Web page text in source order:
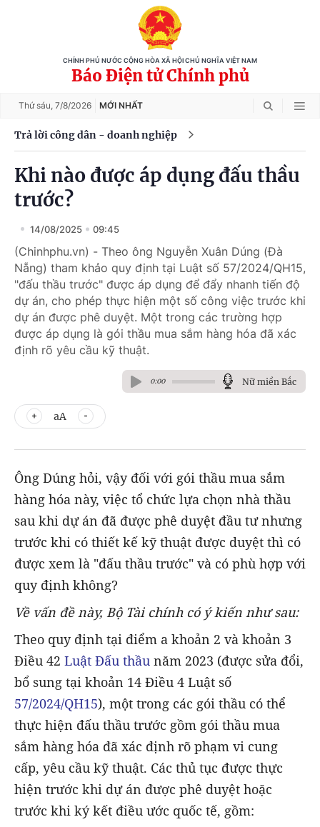
CHÍNH PHỦ NƯỚC CỘNG HÒA XÃ HỘI CHỦ NGHĨA VIỆT NAM
Báo Điện tử Chính phủ
Thứ sáu, 7/8/2026 MỚI NHẤT
Trả lời công dân - doanh nghiệp
Khi nào được áp dụng đấu thầu
trước?
14/08/2025 09:45
(Chinhphu.vn) - Theo ông Nguyễn Xuân Dúng (Đà
Nẵng) tham khảo quy định tại Luật số 57/2024/QH15,
"đấu thầu trước" được áp dụng để đẩy nhanh tiến độ
dự án, cho phép thực hiện một số công việc trước khi
dự án được phê duyệt. Một trong các trường hợp
được áp dụng là gói thầu mua sắm hàng hóa đã xác
định rõ yêu cầu kỹ thuật.
0:00 Nữ miền Bắc
aA
Ông Dúng hỏi, vậy đối với gói thầu mua sắm
hàng hóa này, việc tổ chức lựa chọn nhà thầu
sau khi dự án đã được phê duyệt đầu tư nhưng
trước khi có thiết kế kỹ thuật được duyệt thì có
được xem là "đấu thầu trước" và có phù hợp với
quy định không?
Về vấn đề này, Bộ Tài chính có ý kiến như sau:
Theo quy định tại điểm a khoản 2 và khoản 3
Điều 42 Luật Đấu thầu năm 2023 (được sửa đổi,
bổ sung tại khoản 14 Điều 4 Luật số
57/2024/QH15), một trong các gói thầu có thể
thực hiện đấu thầu trước gồm gói thầu mua
sắm hàng hóa đã xác định rõ phạm vi cung
cấp, yêu cầu kỹ thuật. Các thủ tục được thực
hiện trước khi dự án được phê duyệt hoặc
trước khi ký kết điều ước quốc tế, gồm: